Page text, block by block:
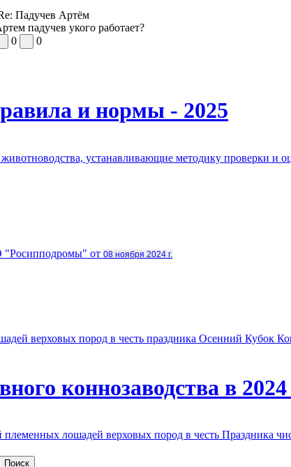
Падучев Артём
падучев укого работает?
0
0
и нормы - 2025
устанавливающие методику проверки
"Росипподромы" от 08 ноября 2024 г.
верховых пород в честь праздника Осенний Кубок
коннозаводства в 2024
лошадей верховых пород в честь Праздника